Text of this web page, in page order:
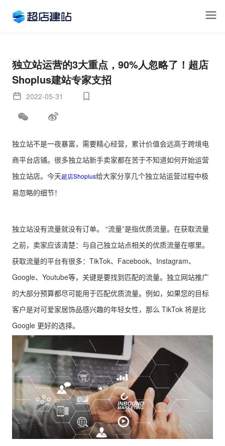
独立站运营的3大重点，90%人忽略了！超店
Shoplus建站专家支招
2022-05-31
独立站不是一夜暴富，需要精心经营，累计价值会远高于跨境电
商平台店铺。很多独立站新手卖家都在苦于不知道如何开始运营
独立站店。今天超店Shoplus给大家分享几个独立站运营过程中极
易忽略的细节！
独立站没有流量就没有订单。 “流量”是指优质流量。在获取流量
之前，卖家应该清楚：与自己独立站点相关的优质流量在哪里。
获取流量的平台有很多：TikTok、Facebook、Instagram、
Google、Youtube等，关键是要找到匹配的流量。独立网站推广
的大部分预算都尽可能用于匹配优质流量。例如，如果您的目标
客户是对可爱家居饰品感兴趣的年轻女性，那么 TikTok 将是比
Google 更好的选择。